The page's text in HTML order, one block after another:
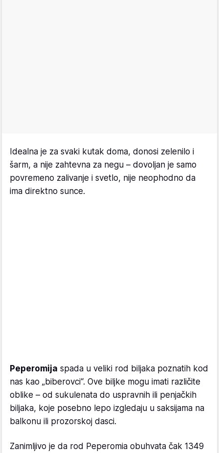
Idealna je za svaki kutak doma, donosi zelenilo i
šarm, a nije zahtevna za negu – dovoljan je samo
povremeno zalivanje i svetlo, nije neophodno da
ima direktno sunce.
Peperomija spada u veliki rod biljaka poznatih kod
nas kao „biberovci“. Ove biljke mogu imati različite
oblike – od sukulenata do uspravnih ili penjačkih
biljaka, koje posebno lepo izgledaju u saksijama na
balkonu ili prozorskoj dasci.
Zanimljivo je da rod Peperomia obuhvata čak 1349